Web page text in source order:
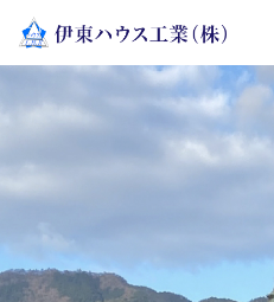
コ
ッ